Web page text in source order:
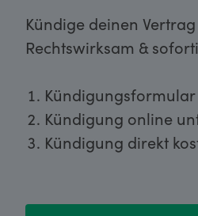
Kündige deinen
Rechtswirksam &
Kündigung online
Kündigung direkt